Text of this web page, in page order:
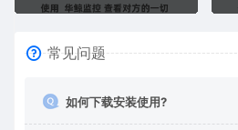
常见问题
如何下载安装使用?